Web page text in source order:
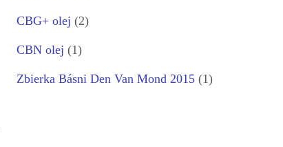
CBG+ olej (2)
CBN olej (1)
Zbierka Básni Den Van Mond 2015 (1)